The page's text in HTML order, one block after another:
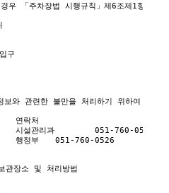
청구.수납 및 환급 등의 원무서비스 제공.
적 이외로 사용하거나 제 3자에게 제공
한 경우로서 특정개인을 식별할 수 없을
「주차장법 시행규칙」제6조제1항을 근
보와 관련한 불만을 처리하기 위하여 아
장소 및 처리방법